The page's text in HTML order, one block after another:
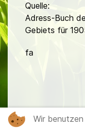
Quelle:
Adress-Buch
Gebiets für
fa
Wir